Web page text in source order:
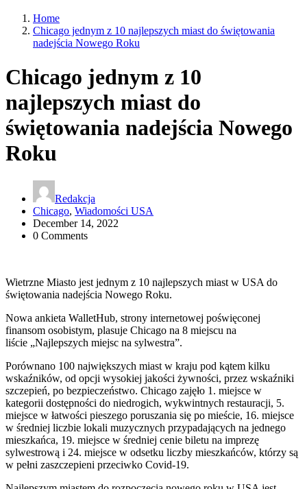
Home
Chicago jednym z 10 najlepszych miast do świętowania
nadejścia Nowego Roku
Chicago jednym z 10
najlepszych miast do
świętowania nadejścia Nowego
Roku
Redakcja
Chicago, Wiadomości USA
December 14, 2022
0 Comments
Wietrzne Miasto jest jednym z 10 najlepszych miast w USA do
świętowania nadejścia Nowego Roku.
Nowa ankieta WalletHub, strony internetowej poświęconej
finansom osobistym, plasuje Chicago na 8 miejscu na
liście „Najlepszych miejsc na sylwestra”.
Porównano 100 największych miast w kraju pod kątem kilku
wskaźników, od opcji wysokiej jakości żywności, przez wskaźniki
szczepień, po bezpieczeństwo. Chicago zajęło 1. miejsce w
kategorii dostępności do niedrogich, wykwintnych restauracji, 5.
miejsce w łatwości pieszego poruszania się po mieście, 16. miejsce
w średniej liczbie lokali muzycznych przypadających na jednego
mieszkańca, 19. miejsce w średniej cenie biletu na imprezę
sylwestrową i 24. miejsce w odsetku liczby mieszkańców, którzy są
w pełni zaszczepieni przeciwko Covid-19.